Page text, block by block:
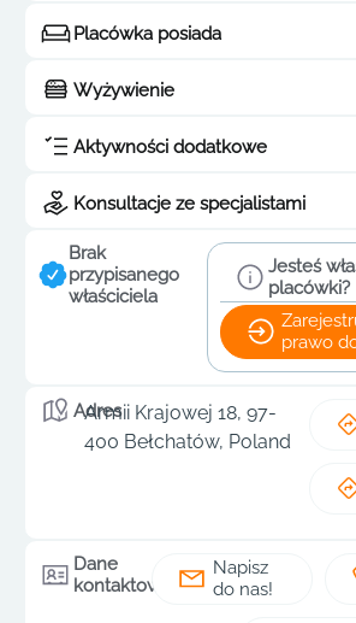
Placówka posiada
Wyżywienie
Aktywności dodatkowe
Konsultacje ze specjalistami
Brak
przypisanego
właściciela
Jesteś
placówki?
prawo
Adres
Armii Krajowej 18, 97-
400 Bełchatów, Poland
Dane
kontaktowe
Napisz
do nas!